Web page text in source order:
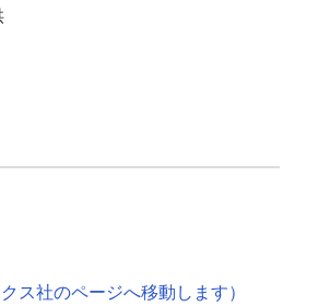
ス社のページへ移動します）